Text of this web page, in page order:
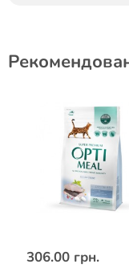
306.00 грн.